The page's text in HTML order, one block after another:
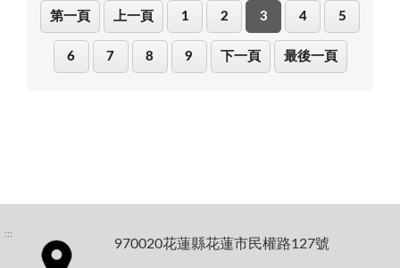
第一頁 上一頁 1 2 3 4 5
6 7 8 9 下一頁 最後一頁
:::
970020花蓮縣花蓮市民權路127號